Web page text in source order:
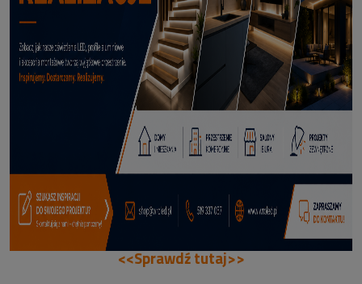
66,99 zł
DODAJ DO KOSZYKA
<<Sprawdź tutaj>>